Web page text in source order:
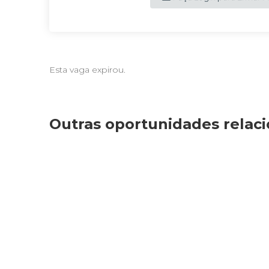
Esta vaga expirou.
Outras oportunidades